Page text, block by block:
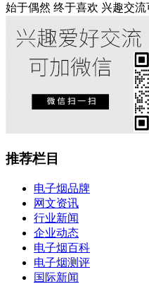
始于偶然 终于喜欢 兴趣交流
推荐栏目
电子烟品牌
网文资讯
行业新闻
企业动态
电子烟百科
电子烟测评
国际新闻